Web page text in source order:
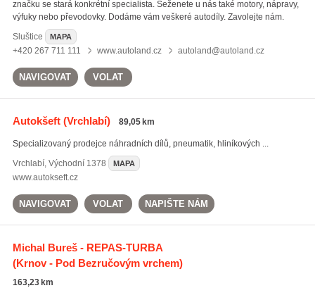
značku se stará konkrétní specialista. Seženete u nás také motory, nápravy,
výfuky nebo převodovky. Dodáme vám veškeré autodíly. Zavolejte nám.
Sluštice
MAPA
+420 267 711 111 www.autoland.cz autoland@autoland.cz
NAVIGOVAT VOLAT
Autokšeft(Vrchlabí) 89,05 km
Specializovaný prodejce náhradních dílů, pneumatik, hliníkových ...
Vrchlabí, Východní 1378 MAPA
www.autokseft.cz
NAVIGOVAT VOLAT NAPIŠTE NÁM
Michal Bureš - REPAS-TURBA
(Krnov - Pod Bezručovým vrchem)
163,23 km